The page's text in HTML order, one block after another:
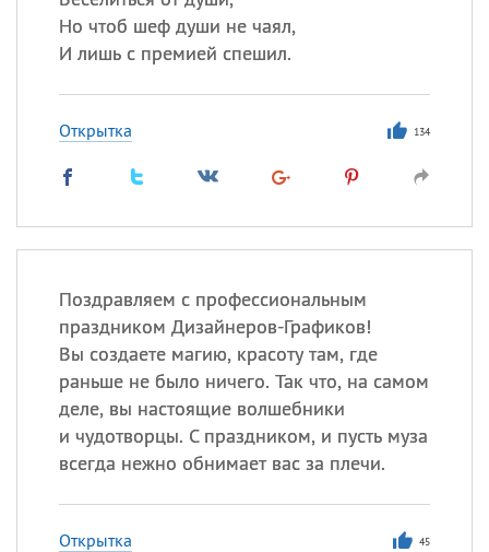
Но чтоб шеф души не чаял,
И лишь с премией спешил.
Открытка 134
Поздравляем с профессиональным
праздником Дизайнеров-Графиков!
Вы создаете магию, красоту там, где
раньше не было ничего. Так что, на самом
деле, вы настоящие волшебники
и чудотворцы. С праздником, и пусть муза
всегда нежно обнимает вас за плечи.
Открытка 45